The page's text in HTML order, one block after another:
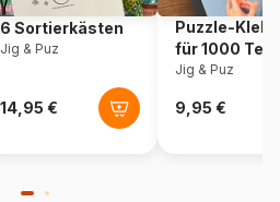
60 x 60 cm
6 Sortierkästen
Jig & Puz
Puzzle-
für 1000
Jig & Puz